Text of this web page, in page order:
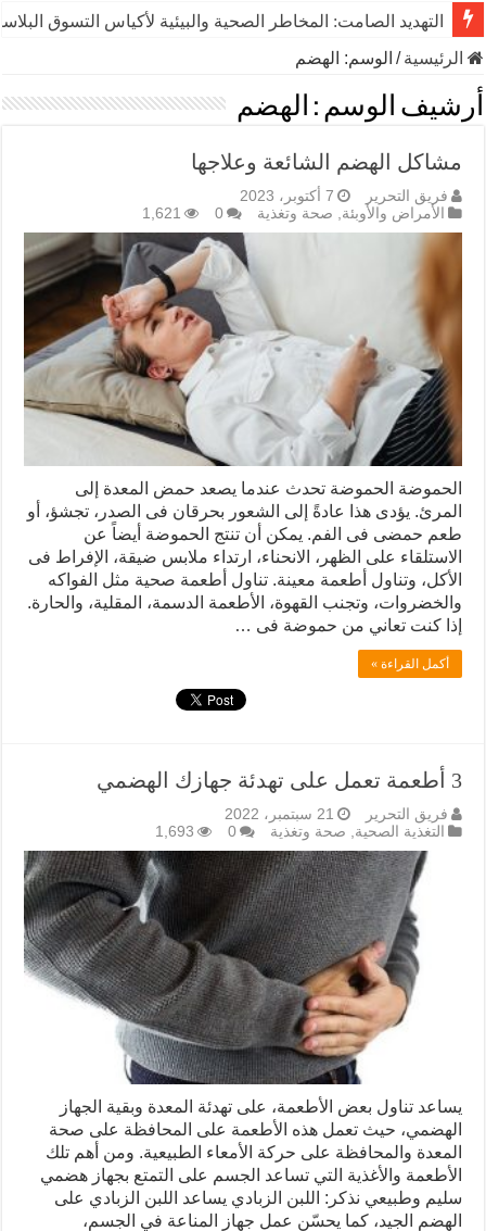
التهديد الصامت: المخاطر الصحية والبيئية لأكياس التسوق
الرئيسية/ الوسم: الهضم
أرشيف الوسم : الهضم
مشاكل الهضم الشائعة وعلاجها
فريق التحرير
7 أكتوبر، 2023
الأمراض والأوبئة, صحة وتغذية 0
1,621
الحموضة الحموضة تحدث عندما يصعد حمض المعدة إلى
المرئ. يؤدى هذا عادةً إلى الشعور بحرقان فى الصدر، تجشؤ، أو
طعم حمضى فى الفم. يمكن أن تنتج الحموضة أيضاً عن
الاستلقاء على الظهر، الانحناء، ارتداء ملابس ضيقة، الإفراط فى
الأكل، وتناول أطعمة معينة. تناول أطعمة صحية مثل الفواكه
والخضروات، وتجنب القهوة، الأطعمة الدسمة، المقلية، والحارة.
إذا كنت تعاني من حموضة فى …
أكمل القراءة »
3 أطعمة تعمل على تهدئة جهازك الهضمي
فريق التحرير
21 سبتمبر، 2022
التغذية الصحية
صحة وتغذية 0
1,693
يساعد تناول بعض الأطعمة، على تهدئة المعدة وبقية الجهاز
الهضمي، حيث تعمل هذه الأطعمة على المحافظة على صحة
المعدة والمحافظة على حركة الأمعاء الطبيعية. ومن أهم تلك
الأطعمة والأغذية التي تساعد الجسم على التمتع بجهاز هضمي
سليم وطبيعي نذكر: اللبن الزبادي يساعد اللبن الزبادي على
الهضم الجيد، كما يحسّن عمل جهاز المناعة في الجسم،